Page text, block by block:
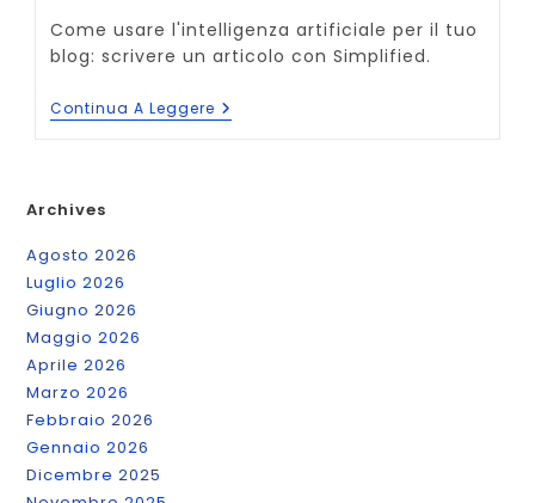
Come usare l'intelligenza artificiale per il tuo
blog: scrivere un articolo con Simplified.
Continua A Leggere Come
Scrivere
Archives
Agosto 2026
Luglio 2026
Giugno 2026
Maggio 2026
Aprile 2026
Marzo 2026
Febbraio 2026
Gennaio 2026
Dicembre 2025